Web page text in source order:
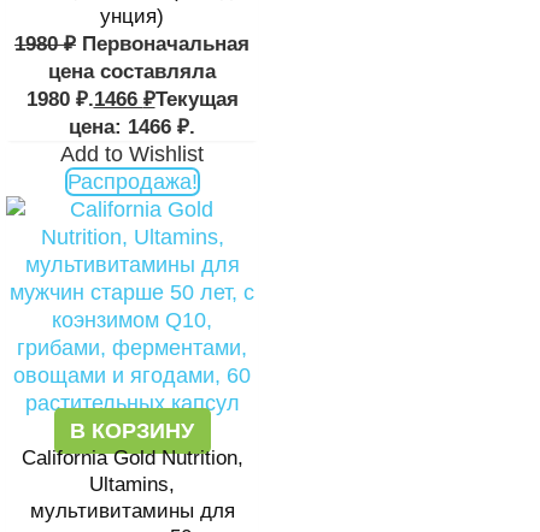
унция)
1980₽ Первоначальная
цена составляла
1980 ₽.1466 ₽Текущая
цена: 1466 ₽.
Add to Wishlist
Распродажа!
В КОРЗИНУ
California Gold Nutrition,
Ultamins,
мультивитамины для